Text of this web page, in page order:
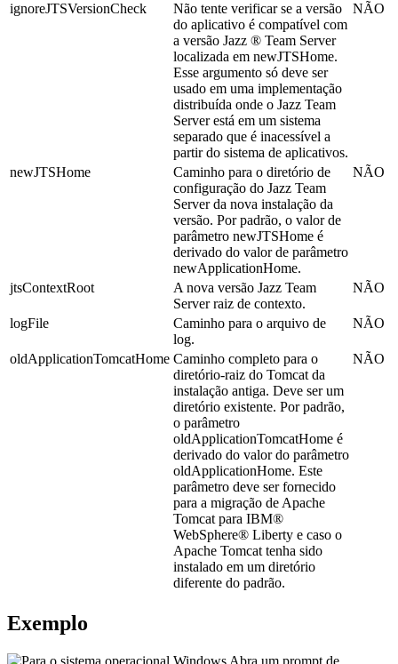
ignoreJTSVersionCheck
Não tente verificar se a versão
do aplicativo é compatível com
a versão Jazz ® Team Server
localizada em newJTSHome.
Esse argumento só deve ser
usado em uma implementação
distribuída onde o Jazz Team
Serverestá em um sistema
separado que é inacessível a
partir do sistema de aplicativos.
NÃO
newJTSHome
Caminho para o diretório de
configuração do Jazz Team
Serverda nova instalação da
versão. Por padrão, o valor de
parâmetro newJTSHome é
derivado do valor de parâmetro
newApplicationHome.
NÃO
jtsContextRoot A nova versão Jazz Team
Serverraiz de contexto.
NÃO
logFile
Caminho para o arquivo de
log.
NÃO
oldApplicationTomcatHome Caminho completo para o
diretório-raiz do Tomcat da
instalação antiga. Deve ser um
diretório existente. Por padrão,
o parâmetro
oldApplicationTomcatHome é
derivado do valor do parâmetro
oldApplicationHome. Este
parâmetro deve ser fornecido
para a migração de Apache
Tomcat para IBM®
WebSphere® Liberty e caso o
Apache Tomcat tenha sido
instalado em um diretório
diferente do padrão.
NÃO
Exemplo